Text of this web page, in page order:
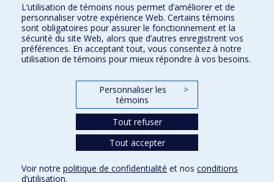
Téléchargez les logos de l'ESPUM
Paramètres des témoins
L’utilisation de témoins nous permet d’améliorer et de
personnaliser votre expérience Web. Certains témoins
sont obligatoires pour assurer le fonctionnement et la
sécurité du site Web, alors que d’autres enregistrent vos
préférences. En acceptant tout, vous consentez à notre
utilisation de témoins pour mieux répondre à vos besoins.
Personnaliser les
témoins
>
Tout refuser
Tout accepter
Voir notre politique de confidentialité et nos conditions
d’utilisation.